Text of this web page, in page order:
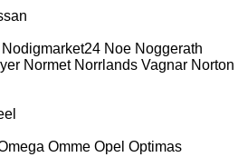
Nodigmarket24 Noe Noggerath
Normet Norrlands Vagnar Norton
Omme Opel Optimas